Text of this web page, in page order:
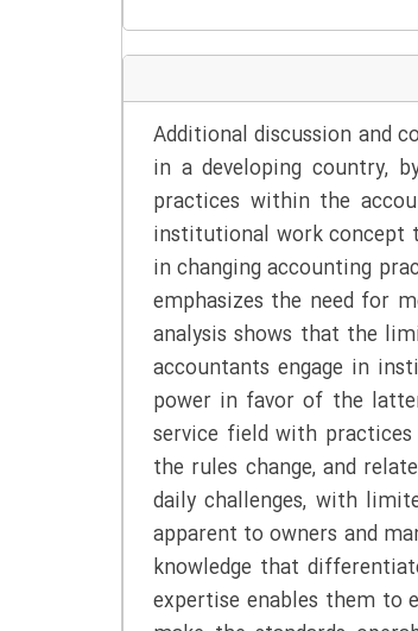
Additional discussion and
in a developing country,
practices within the
institutional work concept
in changing accounting
emphasizes the need for
analysis shows that the
accountants engage in
power in favor of the
service field with
the rules change, and
daily challenges, with
apparent to owners and
knowledge that
expertise enables them to